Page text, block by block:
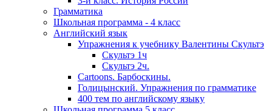
Грамматика
Школьная программа - 4 класс
Английский язык
Упражнения к учебнику Валентины Скультэ
Скультэ 1ч
Скультэ 2ч.
Cartoons. Барбоскины.
Голицынский. Упражнения по грамматике
400 тем по английскому языку